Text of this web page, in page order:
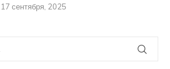
17 сентября, 2025